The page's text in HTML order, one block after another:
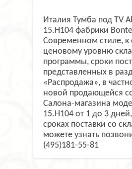
Италия Тумба под TV
15.H104 фабрики
Современном стиле, к
ценовому уровню
программы, сроки
представленных в
«Распродажа», в
новой продающейся
Салона-магазина
15.H104 от 1 до 3
сроках поставки со
можете узнать
(495)181-55-81